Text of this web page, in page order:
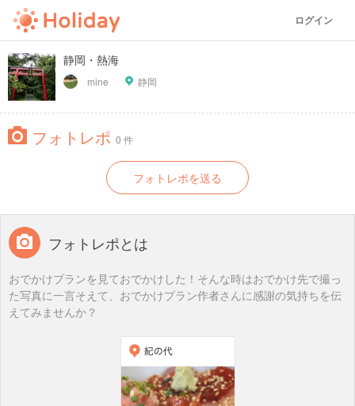
ログイン
静岡・熱海
mine 静岡
フォトレポ 0 件
フォトレポを送る
フォトレポとは
おでかけプランを見ておでかけした！そんな時はおでかけ先で撮っ
た写真に一言そえて、おでかけプラン作者さんに感謝の気持ちを伝
えてみませんか？